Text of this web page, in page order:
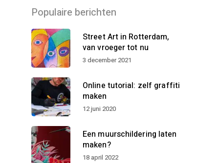
Populaire berichten
Street Art in Rotterdam,
van vroeger tot nu
3 december 2021
Online tutorial: zelf graffiti
maken
12 juni 2020
Een muurschildering laten
maken?
18 april 2022